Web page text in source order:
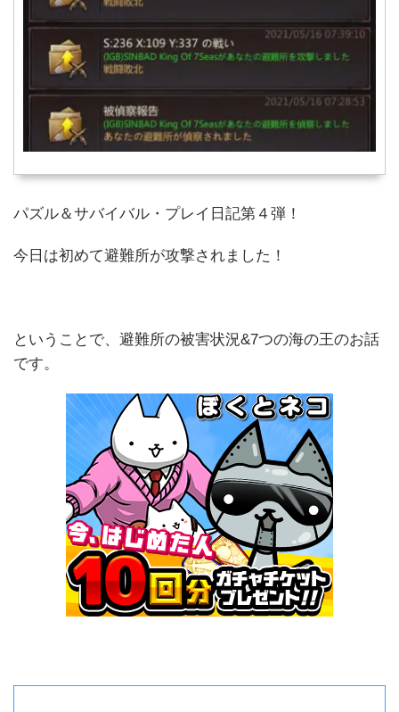
パズル＆サバイバル・プレイ日記第４弾！
今日は初めて避難所が攻撃されました！
ということで、避難所の被害状況&7つの海の王のお話
です。